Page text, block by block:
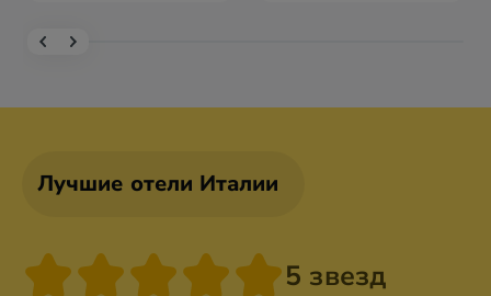
Лучшие отели Италии
5 звезд